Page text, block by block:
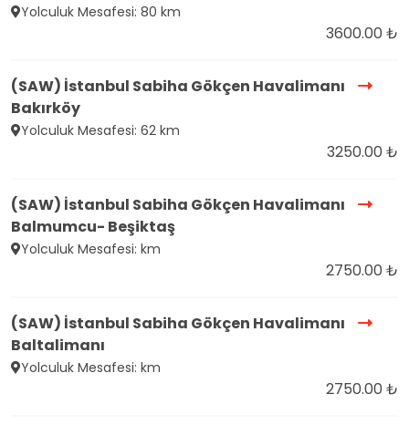
Yolculuk Mesafesi: 80 km
3600.00 ₺
(SAW) İstanbul Sabiha Gökçen Havalimanı
Bakırköy
Yolculuk Mesafesi: 62 km
3250.00 ₺
(SAW) İstanbul Sabiha Gökçen Havalimanı
Balmumcu- Beşiktaş
Yolculuk Mesafesi: km
2750.00 ₺
(SAW) İstanbul Sabiha Gökçen Havalimanı
Baltalimanı
Yolculuk Mesafesi: km
2750.00 ₺